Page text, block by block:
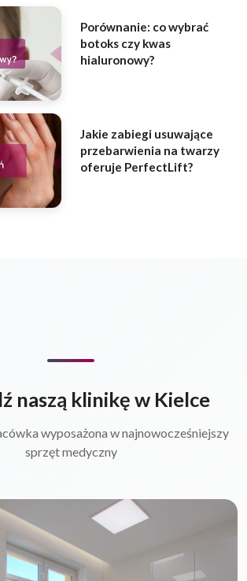
Porównanie: co wybrać
botoks czy kwas
hialuronowy?
Jakie zabiegi usuwające
przebarwienia na twarzy
oferuje PerfectLift?
naszą klinikę w Kielce
wyposażona w najnowocześniejszy
sprzęt medyczny